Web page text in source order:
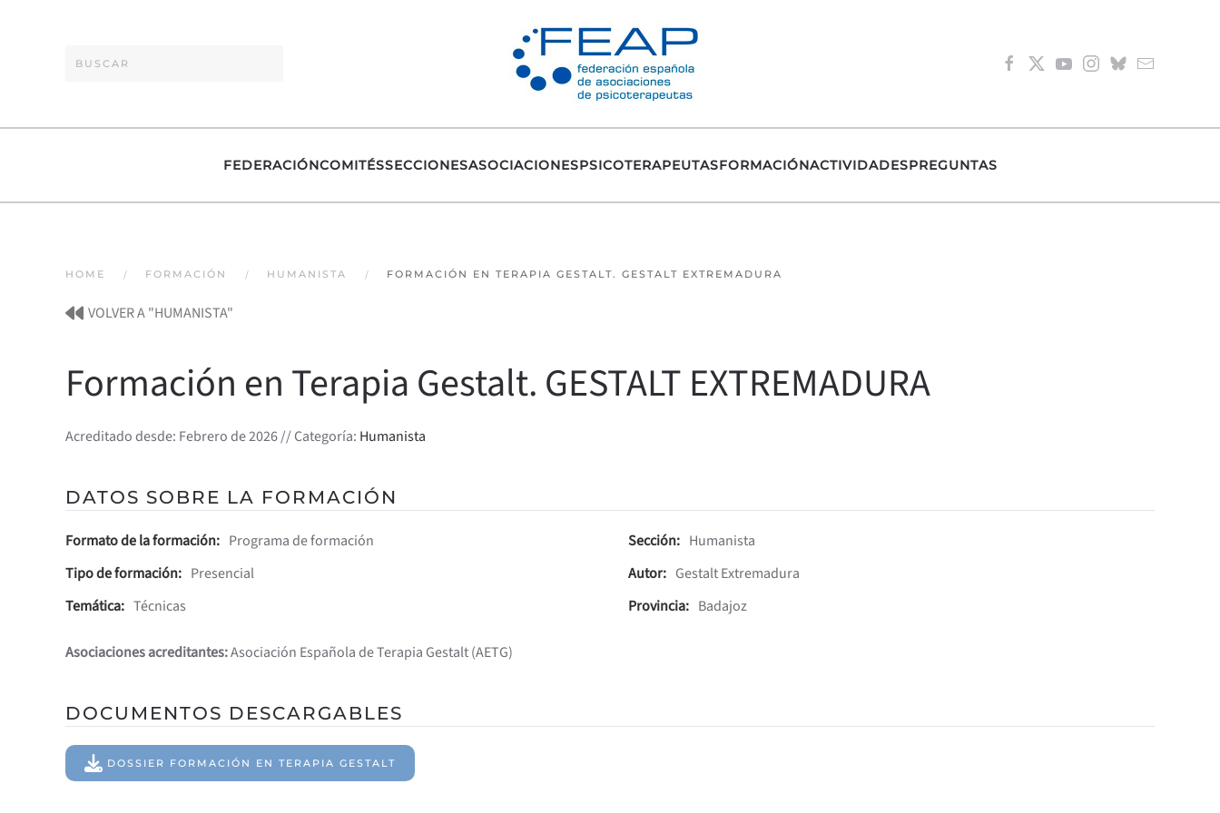
FEDERACIÓNCOMITÉSSECCIONESASOCIACIONESPSICOTERAPEUTASFORMACIÓNACTIVIDADESPREGUNTAS
HOME FORMACIÓN HUMANISTA FORMACIÓN EN TERAPIA GESTALT. GESTALT EXTREMADURA
VOLVER A "HUMANISTA"
Formación en Terapia Gestalt. GESTALT EXTREMADURA
Acreditado desde: Febrero de 2026 // Categoría: Humanista
DATOS SOBRE LA FORMACIÓN
Formato de la formación: Programa de formación
Tipo de formación: Presencial
Temática: Técnicas
Sección: Humanista
Autor: Gestalt Extremadura
Provincia: Badajoz
Asociaciones acreditantes:Asociación Española de Terapia Gestalt (AETG)
DOCUMENTOS DESCARGABLES
DOSSIER FORMACIÓN EN TERAPIA GESTALT